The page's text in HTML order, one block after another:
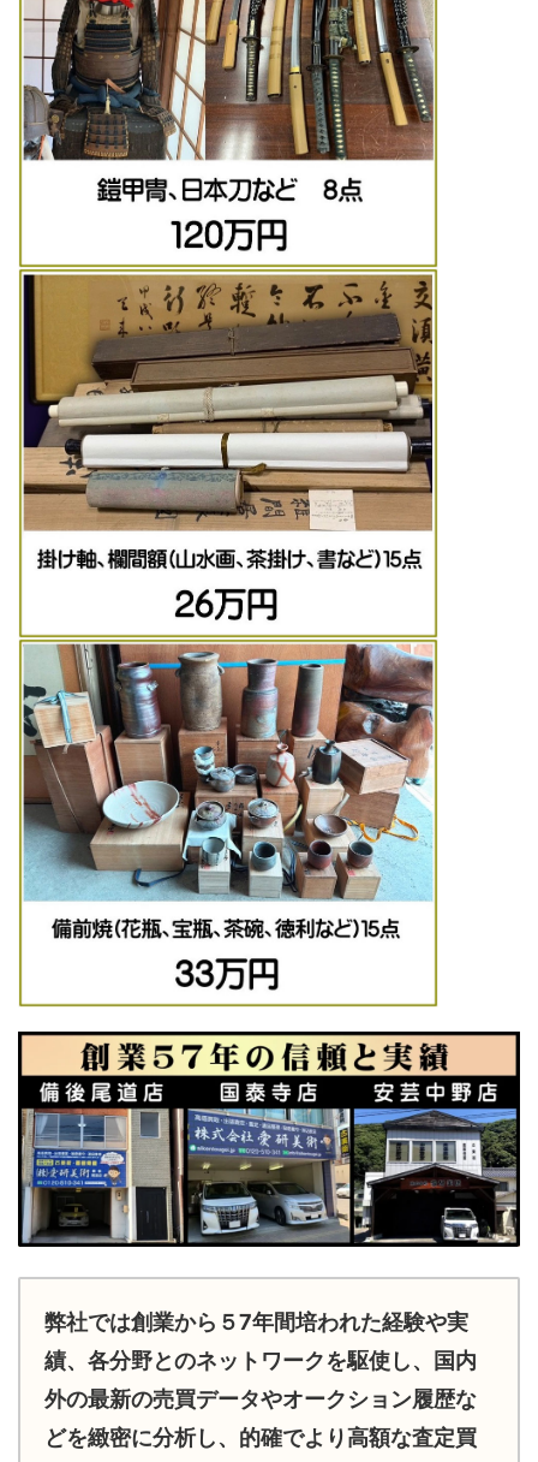
弊社では創業から５7年間培われた経験や実
績、各分野とのネットワークを駆使し、国内
外の最新の売買データやオークション履歴な
どを緻密に分析し、的確でより高額な査定買